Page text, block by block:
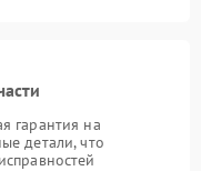
гарантия на
детали, что